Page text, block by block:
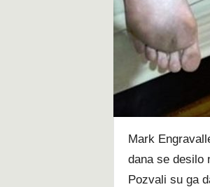
t
Mark
dana se desilo
Pozvali su ga